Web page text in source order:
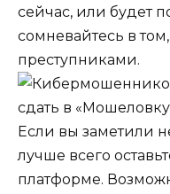
сейчас, или будет
сомневайтесь в
преступниками.
Если вы заметили
лучше всего
платформе.